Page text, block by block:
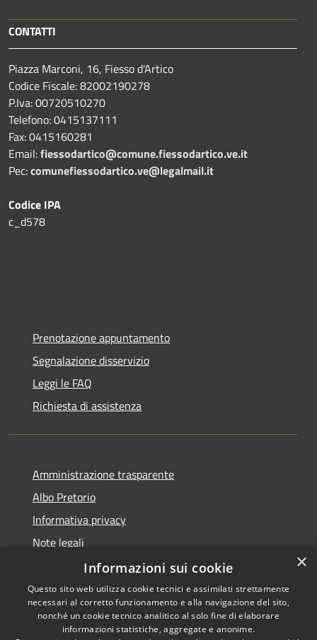
CONTATTI
Piazza Marconi, 16, Fiesso d'Artico
Codice Fiscale: 82002190278
P.Iva: 00720510270
Telefono:0415137111
Fax:0415160281
Email:fiessodartico@comune.fiessodartico.ve.it
Pec:comunefiessodartico.ve@legalmail.it
Codice IPA
c_d578
Prenotazione appuntamento
Segnalazione disservizio
Leggi le FAQ
Richiesta di assistenza
Amministrazione trasparente
Albo Pretorio
Informativa privacy
Note legali
Dichiarazione di accessibilità
RSS Copyright © 2026 • Comune di
×
Informazioni sui cookie
Questo sito web utilizza cookie tecnici e assimilati strettamente
necessari al corretto funzionamento e alla navigazione del sito,
nonché un cookie tecnico analitico al solo fine di elaborare
informazioni statistiche, aggregate e anonime.